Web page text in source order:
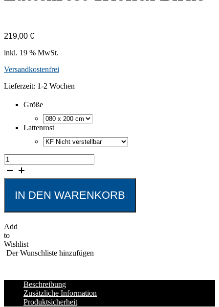
219,00 €
inkl. 19 % MwSt.
Versandkostenfrei
Lieferzeit: 1-2 Wochen
Größe
Lattenrost
Lattenrost
Trioflex
IN DEN WARENKORB
Add
to
Wishlist
Der Wunschliste hinzufügen
Beschreibung
Zusätzliche Information
Produktsicherheit